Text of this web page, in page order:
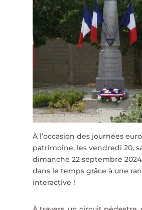
À l’occasion des journées
patrimoine, les vendredi 20,
dimanche 22 septembre
dans le temps grâce à une
interactive !